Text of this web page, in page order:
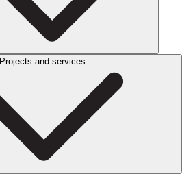
Projects and services